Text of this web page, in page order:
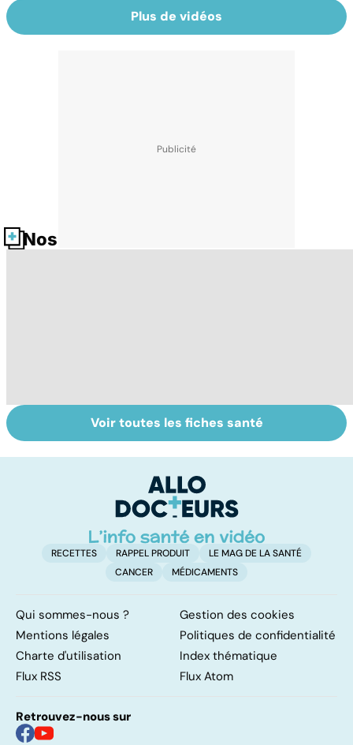
Plus de vidéos
Nos fiches santé
Tout savoir sur le
cerveau
Staphylocoque
doré : une
surveillance
Voir toutes les fiches santé
RECETTES RAPPEL PRODUIT
LE MAG DE LA SANTÉ
CANCER
MÉDICAMENTS
Qui sommes-nous ?
Gestion des cookies
Mentions légales
Politiques de confidentialité
Charte d'utilisation
Index thématique
Flux RSS
Flux Atom
Retrouvez-nous sur